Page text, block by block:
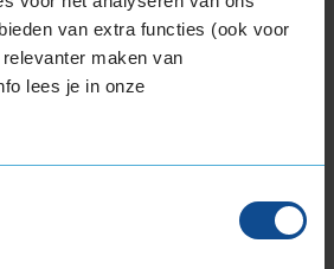
van extra functies (ook voor
maken van
lees je in onze